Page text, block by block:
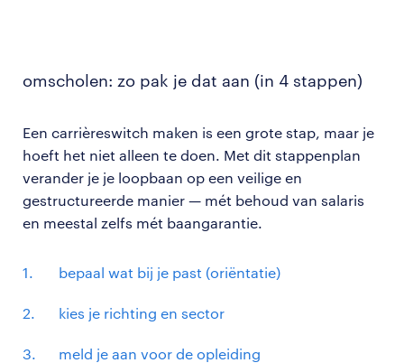
omscholen: zo pak je dat aan (in 4 stappen)
Een carrièreswitch maken is een grote stap, maar je
hoeft het niet alleen te doen. Met dit stappenplan
verander je je loopbaan op een veilige en
gestructureerde manier — mét behoud van salaris
en meestal zelfs mét baangarantie.
bepaal wat bij je past (oriëntatie)
kies je richting en sector
meld je aan voor de opleiding